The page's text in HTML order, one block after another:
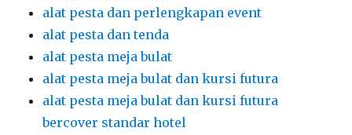
alat pesta dan perlengkapan event
alat pesta dan tenda
alat pesta meja bulat
alat pesta meja bulat dan kursi futura
alat pesta meja bulat dan kursi futura
bercover standar hotel